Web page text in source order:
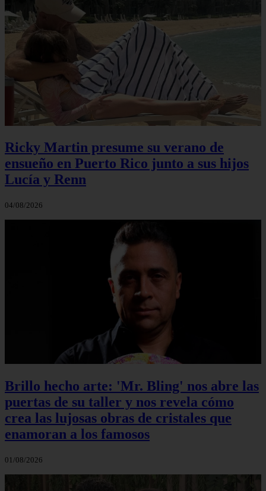
Ricky Martin presume su verano de
ensueño en Puerto Rico junto a sus hijos
Lucía y Renn
04/08/2026
Brillo hecho arte: 'Mr. Bling' nos abre las
puertas de su taller y nos revela cómo
crea las lujosas obras de cristales que
enamoran a los famosos
01/08/2026